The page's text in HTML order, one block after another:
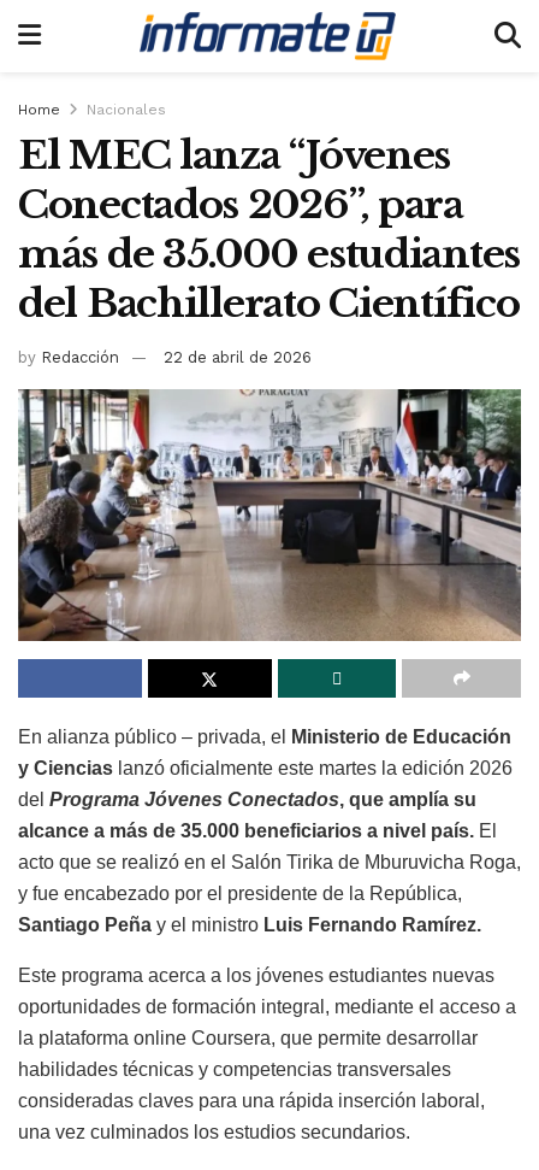
Home Nacionales
El MEC lanza “Jóvenes
Conectados 2026”, para
más de 35.000 estudiantes
del Bachillerato Científico
by Redacción 22 de abril de 2026
En alianza público – privada, el
Ministerio de Educación
y Ciencias lanzó oficialmente este martes la edición 2026
del Programa Jóvenes Conectados, que amplía su
alcance a más de 35.000 beneficiarios a nivel país. El
acto que se realizó en el Salón Tirika de Mburuvicha Roga,
y fue encabezado por el presidente de la República,
Santiago Peña y el ministro Luis Fernando Ramírez.
Este programa acerca a los jóvenes estudiantes nuevas
oportunidades de formación integral, mediante el acceso a
la plataforma online Coursera, que permite desarrollar
habilidades técnicas y competencias transversales
consideradas claves para una rápida inserción laboral,
una vez culminados los estudios secundarios.